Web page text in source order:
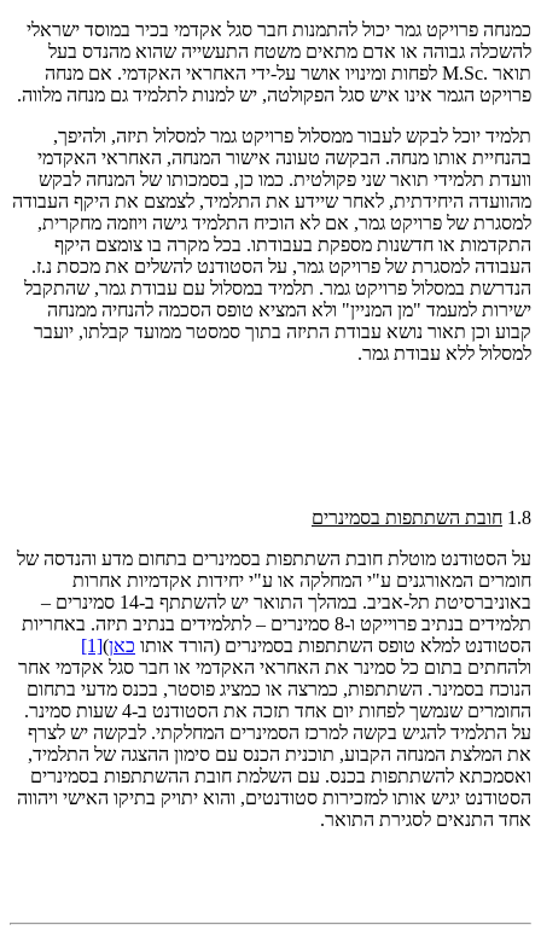
כמנחה פרויקט גמר יכול להתמנות חבר סגל אקדמי בכיר במוסד ישראלי
להשכלה גבוהה או אדם מתאים משטח התעשייה שהוא מהנדס בעל
תואר M.Sc. לפחות ומינויו אושר על-ידי האחראי האקדמי. אם מנחה
פרויקט הגמר אינו איש סגל הפקולטה, יש למנות לתלמיד גם מנחה מלווה.
תלמיד יוכל לבקש לעבור ממסלול פרויקט גמר למסלול תיזה, ולהיפך,
בהנחיית אותו מנחה. הבקשה טעונה אישור המנחה, האחראי האקדמי
וועדת תלמידי תואר שני פקולטית. כמו כן, בסמכותו של המנחה לבקש
מהוועדה היחידתית, לאחר שיידע את התלמיד, לצמצם את היקף העבודה
למסגרת של פרויקט גמר, אם לא הוכיח התלמיד גישה ויוזמה מחקרית,
התקדמות או חדשנות מספקת בעבודתו. בכל מקרה בו צומצם היקף
העבודה למסגרת של פרויקט גמר, על הסטודנט להשלים את מכסת נ.ז.
הנדרשת במסלול פרויקט גמר. תלמיד במסלול עם עבודת גמר, שהתקבל
ישירות למעמד "מן המניין" ולא המציא טופס הסכמה להנחיה ממנחה
קבוע וכן תאור נושא עבודת התיזה בתוך סמסטר ממועד קבלתו, יועבר
למסלול ללא עבודת גמר.
1.8 חובת השתתפות בסמינרים
על הסטודנט מוטלת חובת השתתפות בסמינרים בתחום מדע והנדסה של
חומרים המאורגנים ע"י המחלקה או ע"י יחידות אקדמיות אחרות
באוניברסיטת תל-אביב. במהלך התואר יש להשתתף ב-14 סמינרים –
תלמידים בנתיב פרוייקט ו-8 סמינרים – לתלמידים בנתיב תיזה. באחריות
הסטודנט למלא טופס השתתפות בסמינרים (הורד אותו כאן)
[1]
ולהחתים בתום כל סמינר את האחראי האקדמי או חבר סגל אקדמי אחר
הנוכח בסמינר. השתתפות, כמרצה או כמציג פוסטר, בכנס מדעי בתחום
החומרים שנמשך לפחות יום אחד תזכה את הסטודנט ב-4 שעות סמינר.
על התלמיד להגיש בקשה למרכז הסמינרים המחלקתי. לבקשה יש לצרף
את המלצת המנחה הקבוע, תוכנית הכנס עם סימון ההצגה של התלמיד,
ואסמכתא להשתתפות בכנס. עם השלמת חובת ההשתתפות בסמינרים
הסטודנט יגיש אותו למזכירות סטודנטים, והוא יתויק בתיקו האישי ויהווה
אחד התנאים לסגירת התואר.